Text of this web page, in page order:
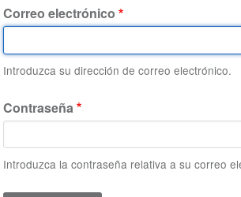
Correo electrónico
Introduzca su dirección de correo electrónico.
Contraseña
Introduzca la contraseña relativa a su correo